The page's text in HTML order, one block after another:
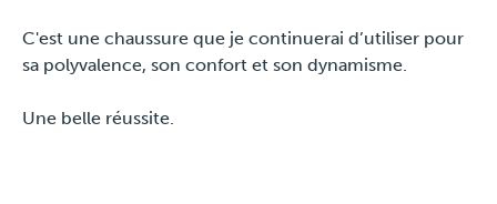
C'est une chaussure que je continuerai d’utiliser pour
sa polyvalence, son confort et son dynamisme.
Une belle réussite.